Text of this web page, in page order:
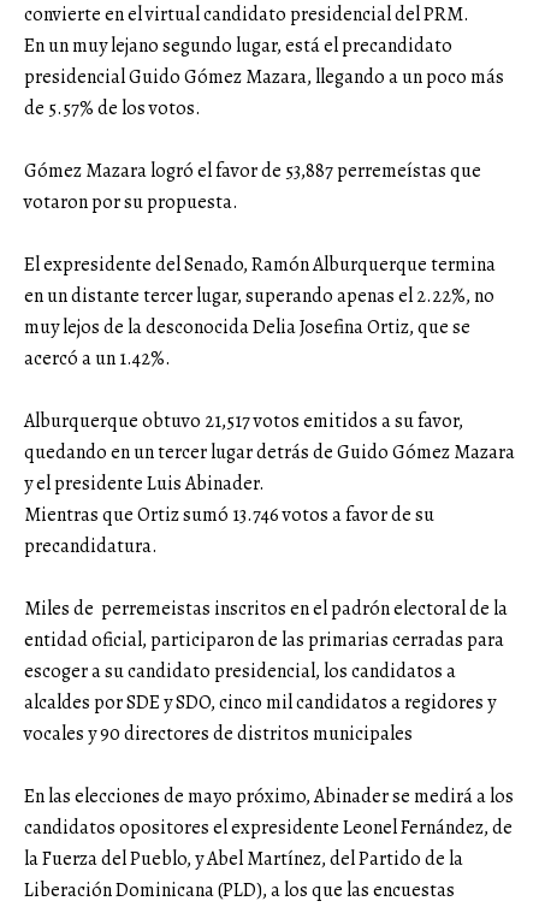
convierte en el virtual candidato presidencial del PRM.
En un muy lejano segundo lugar, está el precandidato
presidencial Guido Gómez Mazara, llegando a un poco más
de 5.57% de los votos.
Gómez Mazara logró el favor de 53,887 perremeístas que
votaron por su propuesta.
El expresidente del Senado, Ramón Alburquerque termina
en un distante tercer lugar, superando apenas el 2.22%, no
muy lejos de la desconocida Delia Josefina Ortiz, que se
acercó a un 1.42%.
Alburquerque obtuvo 21,517 votos emitidos a su favor,
quedando en un tercer lugar detrás de Guido Gómez Mazara
y el presidente Luis Abinader.
Mientras que Ortiz sumó 13.746 votos a favor de su
precandidatura.
Miles de perremeistas inscritos en el padrón electoral de la
entidad oficial, participaron de las primarias cerradas para
escoger a su candidato presidencial, los candidatos a
alcaldes por SDE y SDO, cinco mil candidatos a regidores y
vocales y 90 directores de distritos municipales
En las elecciones de mayo próximo, Abinader se medirá a los
candidatos opositores el expresidente Leonel Fernández, de
la Fuerza del Pueblo, y Abel Martínez, del Partido de la
Liberación Dominicana (PLD), a los que las encuestas